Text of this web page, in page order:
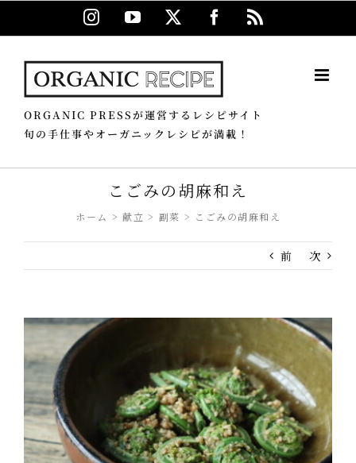
Instagram
YouTube Facebook
ORGANIC PRESSが運営するレシピサイト
旬の手仕事やオーガニックレシピが満載！
こごみの胡麻和え
ホーム 献立 副菜 こごみの胡麻和え
前 次